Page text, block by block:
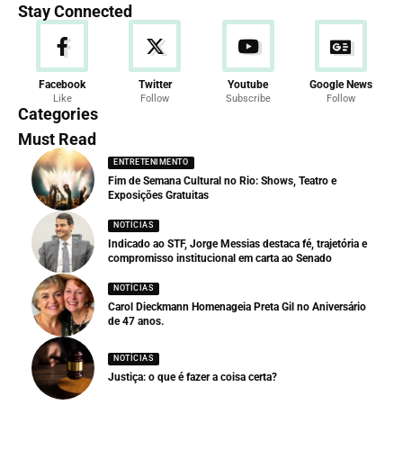
Stay Connected
Facebook
Like
Twitter
Follow
Youtube
Subscribe
Google News
Follow
Categories
Must Read
ENTRETENIMENTO
Fim de Semana Cultural no Rio: Shows, Teatro e
Exposições Gratuitas
NOTÍCIAS
Indicado ao STF, Jorge Messias destaca fé, trajetória e
compromisso institucional em carta ao Senado
NOTÍCIAS
Carol Dieckmann Homenageia Preta Gil no Aniversário
de 47 anos.
NOTÍCIAS
Justiça: o que é fazer a coisa certa?